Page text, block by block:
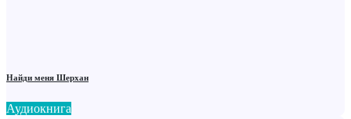
Найди меня Шерхан
Аудиокнига